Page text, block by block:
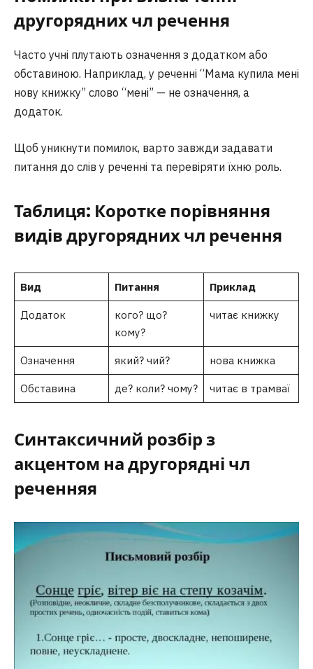
другорядних чл речення
Часто учні плутають означення з додатком або
обставиною. Наприклад, у реченні “Мама купила мені
нову книжку” слово “мені” — не означення, а
додаток.
Щоб уникнути помилок, варто завжди задавати
питання до слів у реченні та перевіряти їхню роль.
Таблиця: Коротке порівняння
видів другорядних чл речення
Вид Питання Приклад
Додаток
кого? що?
кому?
читає книжку
Означення який? чий? нова книжка
Обставина де? коли? чому? читає в трамваї
Синтаксичний розбір з
акцентом на другорядні чл
реченняя